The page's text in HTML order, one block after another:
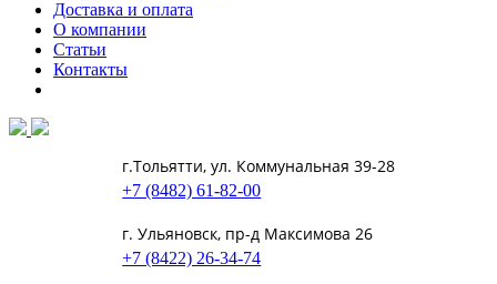
Доставка и оплата
О компании
Статьи
Контакты
г.Тольятти, ул. Коммунальная 39-28
+7 (8482) 61-82-00
г. Ульяновск, пр-д Максимова 26
+7 (8422) 26-34-74